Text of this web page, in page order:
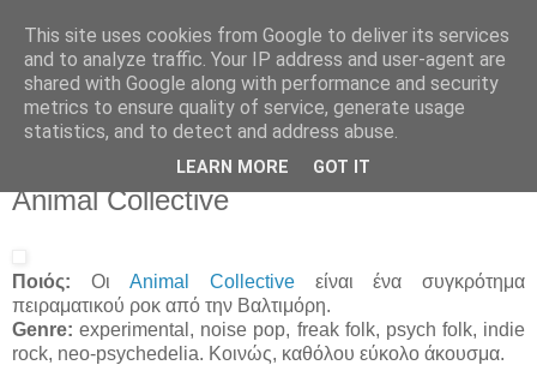
Άκου αυτό ♫
I listen to bands that don't even exist yet.
Animal Collective
Ποιός: ΟιAnimal Collective είναι ένα συγκρότημα
πειραματικού ροκ από την Βαλτιμόρη.
Genre: experimental, noise pop, freak folk, psych folk, indie
rock, neo-psychedelia. Κοινώς, καθόλου εύκολο άκουσμα.
This site uses cookies from Google to deliver its services
and to analyze traffic. Your IP address and user-agent are
shared with Google along with performance and security
metrics to ensure quality of service, generate usage
statistics, and to detect and address abuse.
LEARN MORE GOT IT